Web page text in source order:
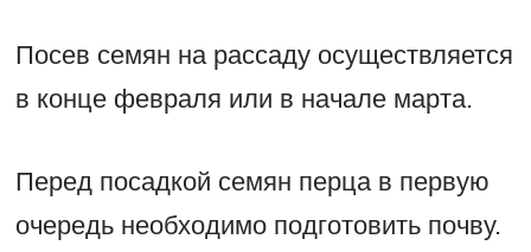
Посев семян на рассаду осуществляется
в конце февраля или в начале марта.
Перед посадкой семян перца в первую
очередь необходимо подготовить почву.